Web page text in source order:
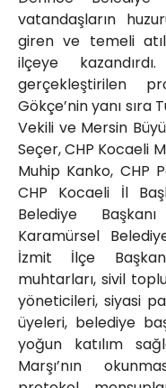
vatandaşların
giren ve temeli
ilçeye
gerçekleştirilen
Gökçe’nin yanı sıra
Vekili ve Mersin
Seçer, CHP Kocaeli
Muhip Kanko, CHP
CHP Kocaeli İl
Belediye
Karamürsel
İzmit İlçe
muhtarları, sivil
yöneticileri, siyasi
üyeleri, belediye
yoğun katılım
Marşı’nın